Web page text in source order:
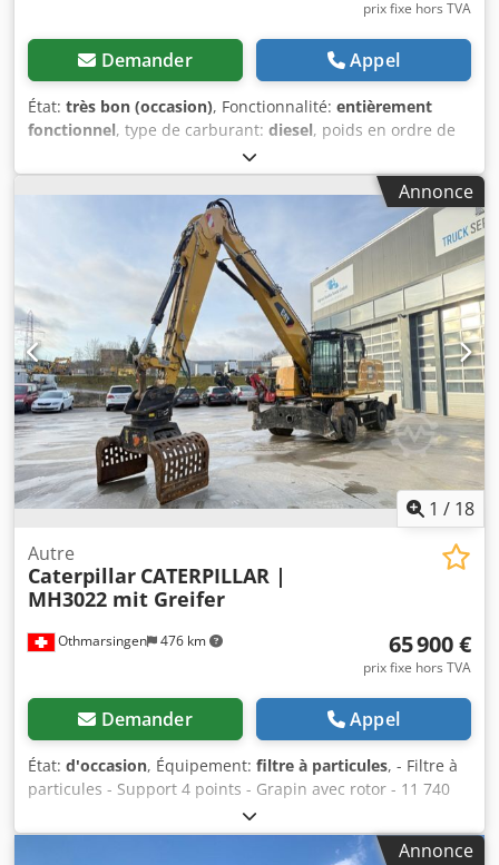
prix fixe hors TVA
Demander Appel
État: très bon (occasion), Fonctionnalité: entièrement
fonctionnel, type de carburant: diesel, poids en ordre de
, Année de construction:
fonctionnement:2 434 h, Équipement:chenilles en
caoutchouc, * 2 434 heures * Moteur : Cat C1.7 *
Puissance du moteur : 24,8 kW * Niveau d’émissions :
norme européenne de stade V Dsdpfjzrthvex Alieck * Poids
en ordre de marche : 3 580 kg * Dimensions (longueur de
transport : 4 800 mm – largeur de transport : 1 780 mm –
hauteur de transport : 2 480 mm) * Empattement court
(ECR – rayon compact étendu) * Hydraulique auxiliaire
proportionnelle * Système de changement rapide
Annonce
1 / 18
Othmarsingen 476 km
Autre
Caterpillar CATERPILLAR |
MH3022 mit Greifer
65 900 €
prix fixe hors TVA
Demander Appel
État: d'occasion, Équipement: filtre à particules, - Filtre à
particules - Support 4 points - Grapin avec rotor - 11 740
heures de fonctionnement Suspension : hydraulique
Dcsdpfx Asy Srd Eslijk
Annonce